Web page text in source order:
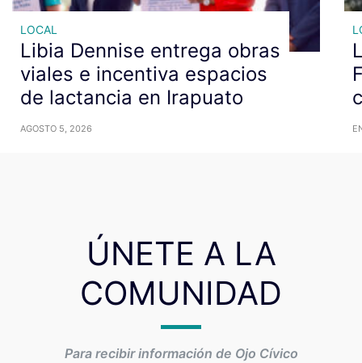
LOCAL
Libia Dennise entrega obras
viales e incentiva espacios
de lactancia en Irapuato
AGOSTO 5, 2026
ÚNETE A LA
COMUNIDAD
Para recibir información de Ojo Cívico